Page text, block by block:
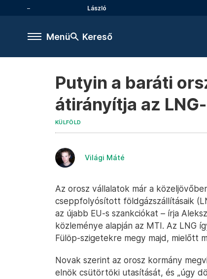
László
Menü Kereső
Putyin a baráti
átirányítja az
KÜLFÖLD
Világi Máté
Az orosz vállalatok már a
cseppfolyósított földgázszállításaik
az újabb EU-s szankciókat – írja
közleménye alapján az MTI. Az LNG
Fülöp-szigetekre megy majd, mielőtt
Novak szerint az orosz kormány
elnök csütörtöki utasítását, és „úgy